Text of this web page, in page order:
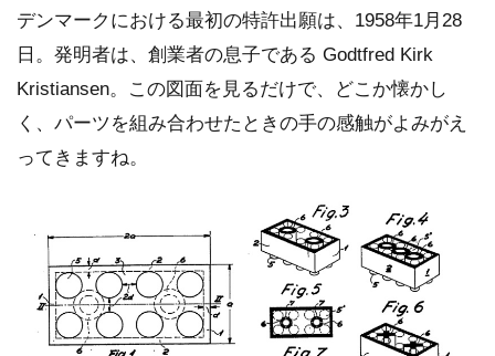
デンマークにおける最初の特許出願は、1958年1月28
日。発明者は、創業者の息子である Godtfred Kirk
Kristiansen。この図面を見るだけで、どこか懐かし
く、パーツを組み合わせたときの手の感触がよみがえ
ってきますね。